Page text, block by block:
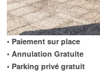
• Paiement sur place
• Annulation Gratuite
• Parking privé gratuit